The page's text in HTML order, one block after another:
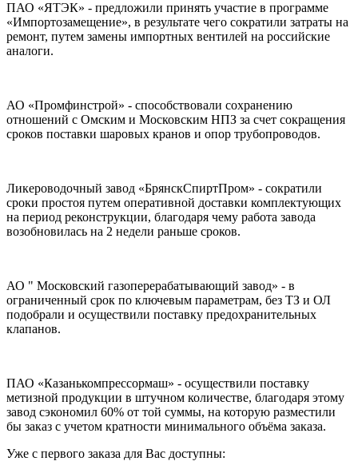
ПАО «ЯТЭК» - предложили принять участие в программе
«Импортозамещение», в результате чего сократили затраты на
ремонт, путем замены импортных вентилей на российские
аналоги.
АО «Промфинстрой» - способствовали сохранению
отношений с Омским и Московским НПЗ за счет сокращения
сроков поставки шаровых кранов и опор трубопроводов.
Ликероводочный завод «БрянскСпиртПром» - сократили
сроки простоя путем оперативной доставки комплектующих
на период реконструкции, благодаря чему работа завода
возобновилась на 2 недели раньше сроков.
АО " Московский газоперерабатывающий завод» - в
ограниченный срок по ключевым параметрам, без ТЗ и ОЛ
подобрали и осуществили поставку предохранительных
клапанов.
ПАО «Казанькомпрессормаш» - осуществили поставку
метизной продукции в штучном количестве, благодаря этому
завод сэкономил 60% от той суммы, на которую разместили
бы заказ с учетом кратности минимального объёма заказа.
Уже с первого заказа для Вас доступны: